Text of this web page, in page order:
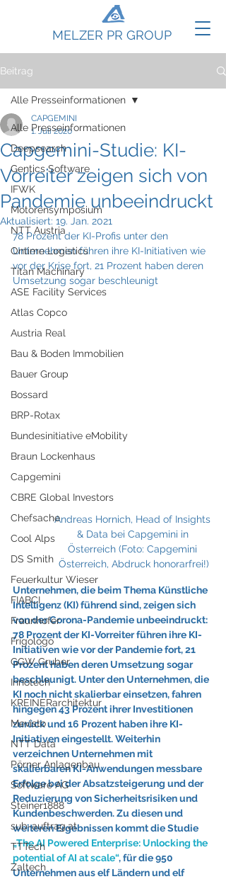
MELZER PR GROUP
Beitrag
Alle Presseinformationen
Deepsearch
Gentics Software
IFWK
Motorensymposium
NTT Austria
Ontime Logistics
Titan Machinary
ASE Facility Services
Atlas Copco
Austria Real
Bau & Boden Immobilien
Bauer Group
Bossard
BRP-Rotax
Bundesinitiative eMobility
Braun Lockenhaus
Capgemini
CBRE Global Investors
Chefsache
Cool Alps
DS Smith
Feuerkultur Wieser
FIABCI
Fraunhofer
Frigologo
GGW Gruber
Innotech
KREINERarchitektur
Mevisto
NTT Data
Pörner Anlagenbau
Software AG
Steiner1888
sub-auftrag.at
TTTech
Zaltech
Alle Presseinformationen
Capgemini-Studie: KI-
Vorreiter zeigen sich von
Pandemie unbeeindruckt
CAPGEMINI
1. Juli 2020
Aktualisiert: 19. Jan. 2021
78 Prozent der KI-Profis unter den
Unternehmen führen ihre KI-Initiativen wie
vor der Krise fort, 21 Prozent haben deren
Umsetzung sogar beschleunigt
Andreas Hornich, Head of Insights
& Data bei Capgemini in
Österreich (Foto: Capgemini
Österreich, Abdruck honorarfrei!)
Unternehmen, die beim Thema Künstliche
Intelligenz (KI) führend sind, zeigen sich
von der Corona-Pandemie unbeeindruckt:
78 Prozent der KI-Vorreiter führen ihre KI-
Initiativen wie vor der Pandemie fort, 21
Prozent haben deren Umsetzung sogar
beschleunigt. Unter den Unternehmen, die
KI noch nicht skalierbar einsetzen, fahren
hingegen 43 Prozent ihrer Investitionen
zurück und 16 Prozent haben ihre KI-
Initiativen eingestellt. Weiterhin
verzeichnen Unternehmen mit
skalierbaren KI-Anwendungen messbare
Erfolge bei der Absatzsteigerung und der
Reduzierung von Sicherheitsrisiken und
Kundenbeschwerden. Zu diesen und
weiteren Ergebnissen kommt die Studie
„The AI Powered Enterprise: Unlocking the
potential of AI at scale“, für die 950
Unternehmen aus elf Ländern und elf